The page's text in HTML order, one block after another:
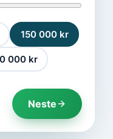
150 000 kr
000 kr
Neste